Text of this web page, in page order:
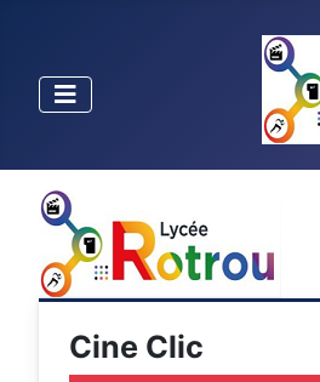
Cine Clic